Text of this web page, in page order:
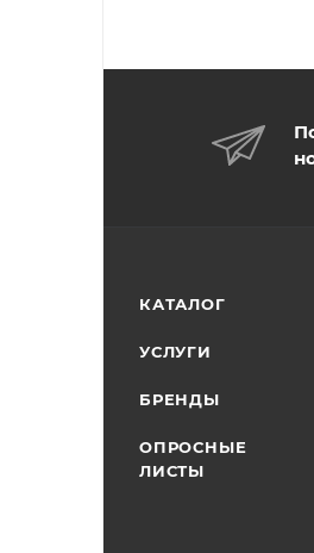
КАТАЛОГ
УСЛУГИ
БРЕНДЫ
ОПРОСНЫЕ
ЛИСТЫ